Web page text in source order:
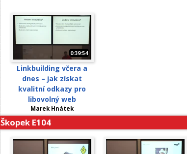
0:39:54
Linkbuilding včera a
dnes – jak získat
kvalitní odkazy pro
libovolný web
Marek Hnátek
Škopek E104